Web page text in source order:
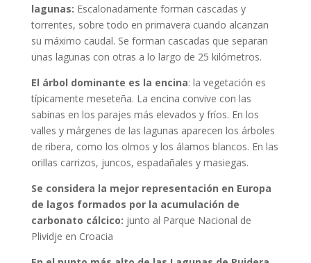
lagunas: Escalonadamente forman cascadas y
torrentes, sobre todo en primavera cuando alcanzan
su máximo caudal. Se forman cascadas que separan
unas lagunas con otras a lo largo de 25 kilómetros.
El árbol dominante es la encina: la vegetación es
típicamente meseteña. La encina convive con las
sabinas en los parajes más elevados y fríos. En los
valles y márgenes de las lagunas aparecen los árboles
de ribera, como los olmos y los álamos blancos. En las
orillas carrizos, juncos, espadañales y masiegas.
Se considera la mejor representación en Europa
de lagos formados por la acumulación de
carbonato cálcico: junto al Parque Nacional de
Plividje en Croacia